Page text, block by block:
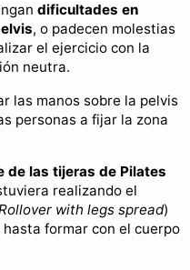
dificultades en
, o padecen molestias
el ejercicio con la
neutra.
las manos sobre la pelvis
personas a fijar la zona
de las tijeras de Pilates
realizando el
with legs spread)
formar con el cuerpo